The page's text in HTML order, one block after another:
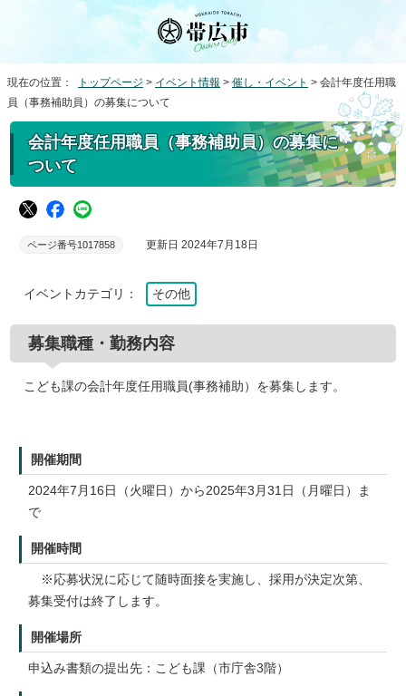
現在の位置： トップページ > イベント情報 > 催し・イベント > 会計年度任用職
員（事務補助員）の募集について
会計年度任用職員（事務補助員）の募集に
ついて
ページ番号1017858 更新日 2024年7月18日
イベントカテゴリ： その他
募集職種・勤務内容
こども課の会計年度任用職員(事務補助）を募集します。
開催期間
2024年7月16日（火曜日）から2025年3月31日（月曜日）ま
で
開催時間
※応募状況に応じて随時面接を実施し、採用が決定次第、
募集受付は終了します。
開催場所
申込み書類の提出先：こども課（市庁舎3階）